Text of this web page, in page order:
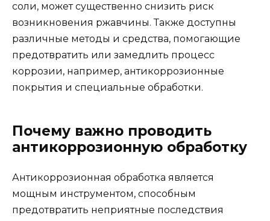
соли, может существенно снизить риск
возникновения ржавчины. Также доступны
различные методы и средства, помогающие
предотвратить или замедлить процесс
коррозии, например, антикоррозионные
покрытия и специальные обработки.
Почему важно проводить
антикоррозионную обработку
Антикоррозионная обработка является
мощным инструментом, способным
предотвратить неприятные последствия